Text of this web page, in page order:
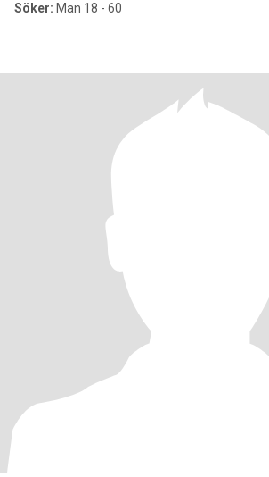
Söker: Man 18 - 60